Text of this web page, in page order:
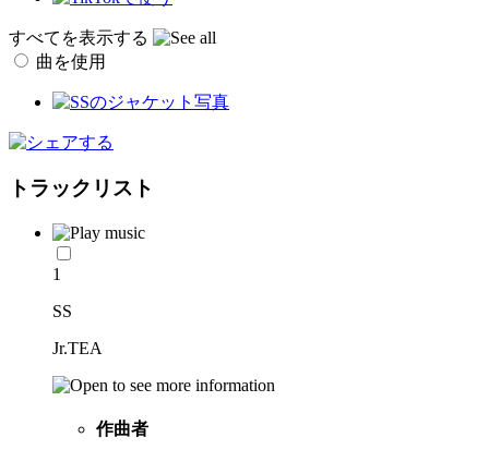
すべてを表示する
曲を使用
トラックリスト
1
SS
Jr.TEA
作曲者